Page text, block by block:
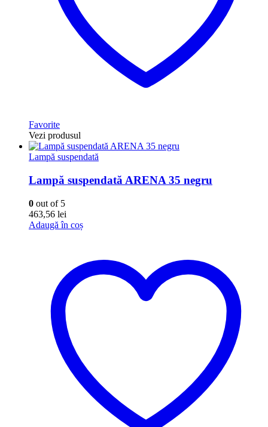
Favorite
Vezi produsul
Lampă suspendată
Lampă suspendată ARENA 35 negru
0 out of 5
463,56 lei
Adaugă în coș